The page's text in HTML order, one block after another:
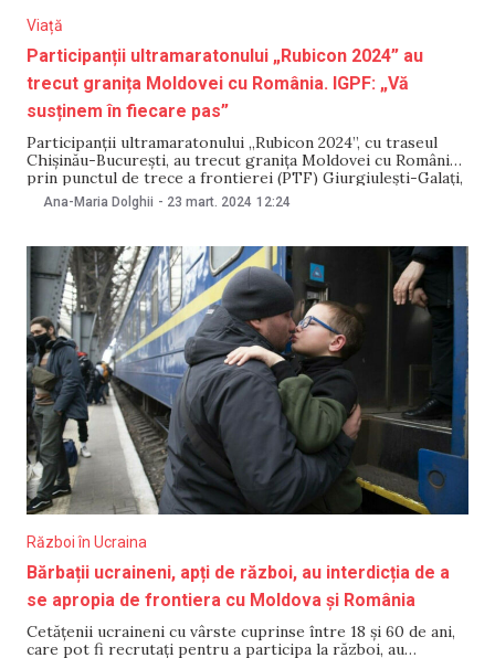
Viață
Participanții ultramaratonului „Rubicon 2024” au
trecut granița Moldovei cu România. IGPF: „Vă
susținem în fiecare pas”
Participanții ultramaratonului „Rubicon 2024”, cu traseul
Chișinău-București, au trecut granița Moldovei cu România,
prin punctul de trece a frontierei (PTF) Giurgiulești-Galați,
în dimineața de 23 martie. Informația a fost confirmată de
Inspectoratul General al Poliției de Frontieră (IGPF) într-
succes frontiera dintre
Ana-Maria Dolghii - 23 mart. 2024 12:24
Război în Ucraina
Bărbații ucraineni, apți de război, au interdicția de a
se apropia de frontiera cu Moldova și România
Cetățenii ucraineni cu vârste cuprinse între 18 şi 60 de ani,
care pot fi recrutați pentru a participa la război, au